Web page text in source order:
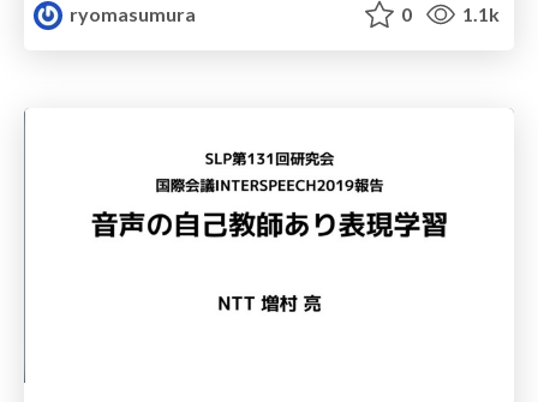
ryomasumura
0 1.1k